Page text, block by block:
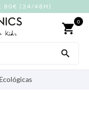
80€ (24/48H)
shopping_cart 0
